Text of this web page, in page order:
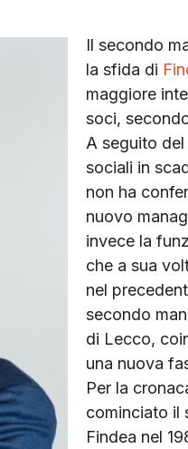
Il secondo
la sfida di
maggiore
soci,
A seguito
sociali in
non ha
nuovo
invece la
che a sua
nel
secondo
di Lecco,
una nuova
Per la
cominciato il
Findea nel